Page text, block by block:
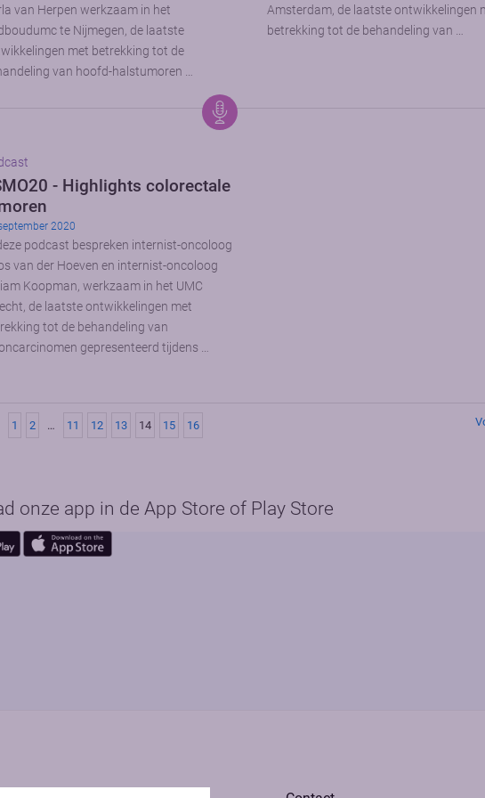
van Herpen werkzaam in het
te Nijmegen, de laatste
met betrekking tot de
van hoofd-halstumoren …
Amsterdam, de laatste ontwikkelingen
betrekking tot de behandeling van …
- Highlights colorectale
2020
podcast bespreken internist-oncoloog
van der Hoeven en internist-oncoloog
Koopman, werkzaam in het UMC
de laatste ontwikkelingen met
tot de behandeling van
gepresenteerd tijdens …
1 2 … 11 12 13 14 15 16
onze app in de App Store of Play Store